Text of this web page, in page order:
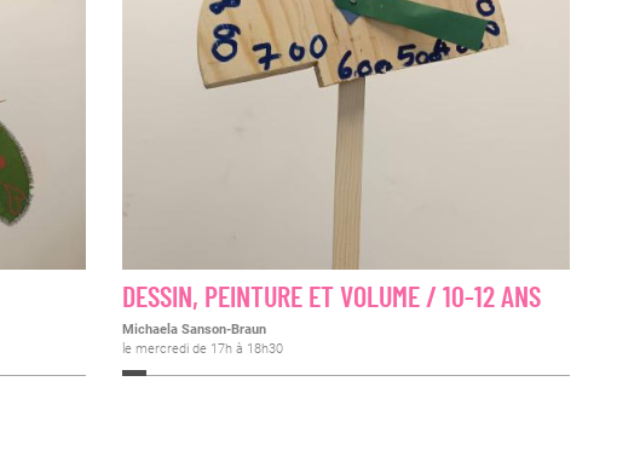
DESSIN, PEINTURE ET VOLUME / 10-12 ANS
Michaela Sanson-Braun
le mercredi de 17h à 18h30